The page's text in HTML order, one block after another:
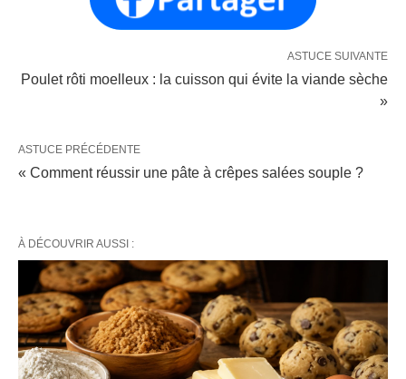
ASTUCE SUIVANTE
Poulet rôti moelleux : la cuisson qui évite la viande sèche
»
ASTUCE PRÉCÉDENTE
« Comment réussir une pâte à crêpes salées souple ?
À DÉCOUVRIR AUSSI :